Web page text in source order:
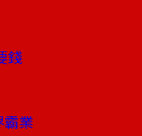
錢
業